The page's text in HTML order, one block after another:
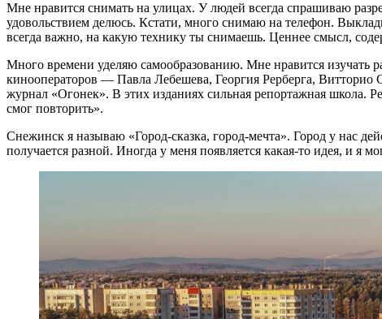
Мне нравится снимать на улицах. У людей всегда спрашиваю
удовольствием делюсь. Кстати, много снимаю на телефон.
всегда важно, на какую технику ты снимаешь. Ценнее смысл,
Много времени уделяю самообразованию. Мне нравится изучать
кинооператоров — ​Павла Лебешева, Георгия Рерберга,
журнал «Огонек». В этих изданиях сильная репортажная школа.
смог повторить».
Снежинск я называю «Город-сказка, город­-мечта». Город у нас
получается разной. Иногда у меня появляется какая-то идея, и я